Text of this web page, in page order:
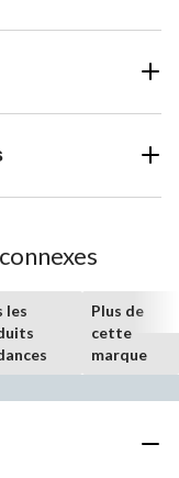
les
Plus de
cette
marque